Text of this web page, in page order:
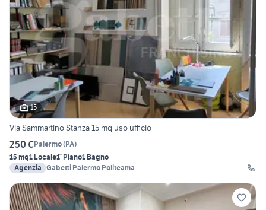
15
Via Sammartino Stanza 15 mq uso ufficio
250 €Palermo(PA)
15 mq1 Locale1° Piano1 Bagno
Agenzia Gabetti Palermo Politeama